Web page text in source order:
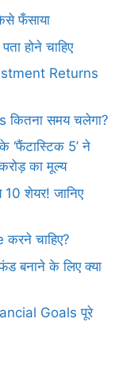
फँसाया
होने चाहिए
Returns
कितना समय चलेगा?
‘फैंटास्टिक 5’ ने
का मूल्य
शेयर! जानिए
चाहिए?
बनाने के लिए क्या
Goals पूरे